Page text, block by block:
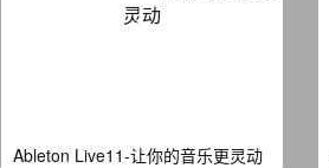
Ableton Live11-让你的音乐更灵动